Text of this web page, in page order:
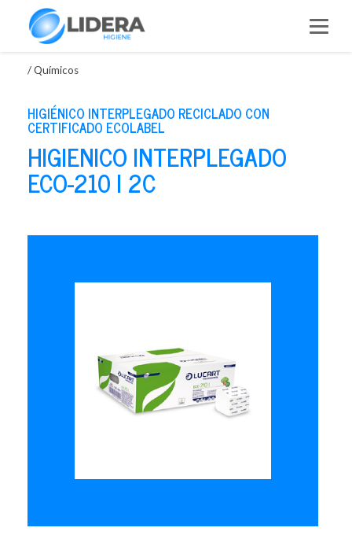
/Químicos
HIGIÉNICO INTERPLEGADO RECICLADO CON
CERTIFICADO ECOLABEL
HIGIENICO INTERPLEGADO
ECO-210 I 2C